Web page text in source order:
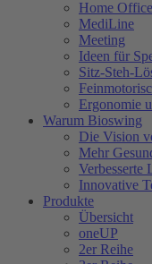
Home Office
MediLine
Meeting
Ideen für
Sitz-Steh-
Ergonomie
Warum Bioswing
Die Vision
Mehr
Verbesserte
Innovative
Produkte
Übersicht
oneUP
2er Reihe